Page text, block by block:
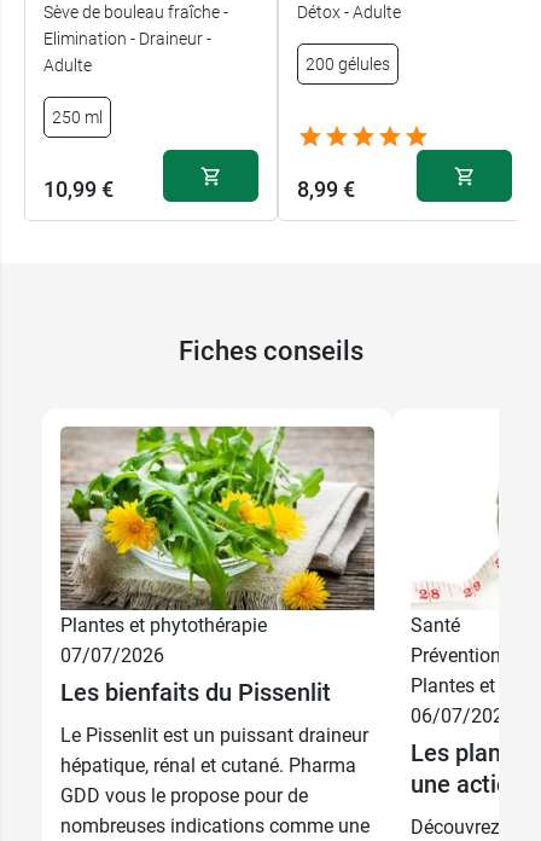
Sève de bouleau fraîche -
Elimination - Draineur -
Adulte
250 ml
10,99 €
Détox - Adulte
200 gélules
8,99 €
Fiches conseils
Plantes et phytothérapie
07/07/2026
Les bienfaits du Pissenlit
Le Pissenlit est un puissant draineur
hépatique, rénal et cutané. Pharma
GDD vous le propose pour de
nombreuses indications comme une
Santé
Prévention
Plantes et
06/07/2026
Les
une action
Découvrez les